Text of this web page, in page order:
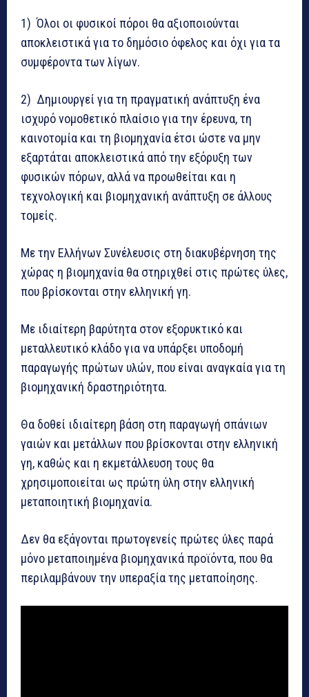
1) Όλοι οι φυσικοί πόροι θα αξιοποιούνται
αποκλειστικά για το δημόσιο όφελος και όχι για τα
συμφέροντα των λίγων.
2) Δημιουργεί για τη πραγματική ανάπτυξη ένα
ισχυρό νομοθετικό πλαίσιο για την έρευνα, τη
καινοτομία και τη βιομηχανία έτσι ώστε να μην
εξαρτάται αποκλειστικά από την εξόρυξη των
φυσικών πόρων, αλλά να προωθείται και η
τεχνολογική και βιομηχανική ανάπτυξη σε άλλους
τομείς.
Με την Ελλήνων Συνέλευσις στη διακυβέρνηση της
χώρας η βιομηχανία θα στηριχθεί στις πρώτες ύλες,
που βρίσκονται στην ελληνική γη.
Με ιδιαίτερη βαρύτητα στον εξορυκτικό και
μεταλλευτικό κλάδο για να υπάρξει υποδομή
παραγωγής πρώτων υλών, που είναι αναγκαία για τη
βιομηχανική δραστηριότητα.
Θα δοθεί ιδιαίτερη βάση στη παραγωγή σπάνιων
γαιών και μετάλλων που βρίσκονται στην ελληνική
γη, καθώς και η εκμετάλλευση τους θα
χρησιμοποιείται ως πρώτη ύλη στην ελληνική
μεταποιητική βιομηχανία.
Δεν θα εξάγονται πρωτογενείς πρώτες ύλες παρά
μόνο μεταποιημένα βιομηχανικά προϊόντα, που θα
περιλαμβάνουν την υπεραξία της μεταποίησης.